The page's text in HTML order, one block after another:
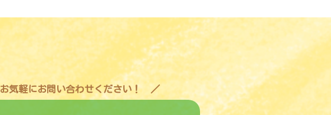
お気軽にお問い合わせください！